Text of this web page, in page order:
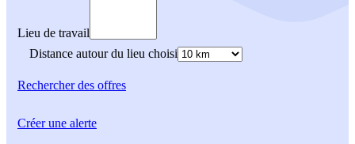
Lieu de travail
Distance autour du lieu choisi
Rechercherdes offres
Créer une alerte